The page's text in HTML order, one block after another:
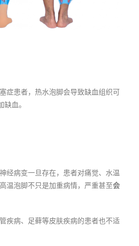
症患者，热水泡脚会导致缺血组织可
缺血。
经病变一旦存在，患者对痛觉、水温
温泡脚不只是加重病情，严重甚至会
疾病、足藓等皮肤疾病的患者也不适